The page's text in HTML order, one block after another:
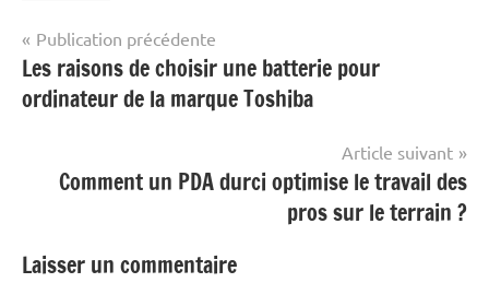
Navigation
de
l’article
Publication précédente
Les raisons de choisir une batterie pour
ordinateur de la marque Toshiba
Article suivant
Comment un PDA durci optimise le travail des
pros sur le terrain ?
Laisser un commentaire